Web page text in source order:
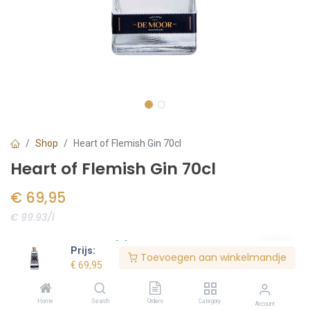
Prijs:
€ 69,95
Toevoegen aan winkelmandje
Home Search Orders Category Account
Shop Heart of Flemish Gin 70cl
Heart of Flemish Gin 70cl
€ 69,95
€ 99.93/l
Voorraad:1stuk(s)
Bestel nu